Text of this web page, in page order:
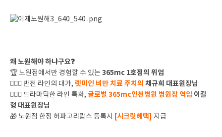
왜 노원해야 하냐구요❓
🏆 노원점에서만 경험할 수 있는 365mc 1호점의 위엄
👩🏻‍⚕ 반전 라인의 대가, 렛미인 비만 치료 주치의 채규희 대표원장님
👨🏻‍⚕ 드라마틱한 라인 특화, 글로벌 365mc인천병원 병원장 역임 이길
형 대표원장님
🎁 노원점 한정 허파고리람스 등록시 [시크릿혜택] 지급